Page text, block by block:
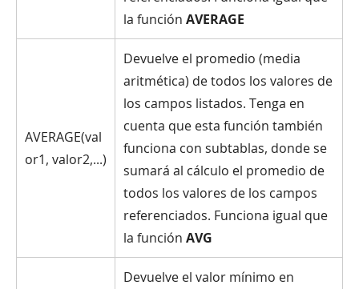
la función AVERAGE
AVERAGE(val
or1, valor2,...)
Devuelve el promedio (media
aritmética) de todos los valores de
los campos listados. Tenga en
cuenta que esta función también
funciona con subtablas, donde se
sumará al cálculo el promedio de
todos los valores de los campos
referenciados. Funciona igual que
la función AVG
Devuelve el valor mínimo en